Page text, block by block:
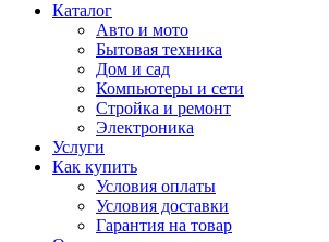
Каталог
Авто и мото
Бытовая техника
Дом и сад
Компьютеры и сети
Стройка и ремонт
Электроника
Услуги
Как купить
Условия оплаты
Условия доставки
Гарантия на товар